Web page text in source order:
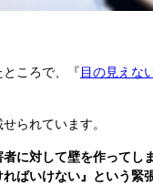
ころで、『目の見えな
られています。
に対して壁を作って
ばいけない』という緊